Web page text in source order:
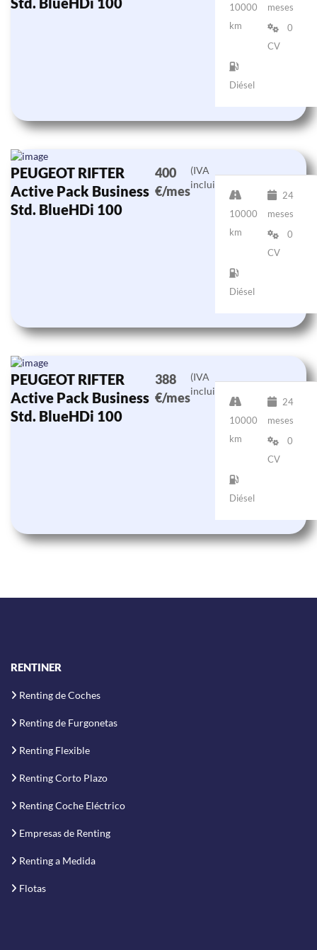
10000
km
meses
0
CV
Diésel
PEUGEOT RIFTER
Active Pack Business
Std. BlueHDi 100
400
€/mes
(IVA
incluido)
10000
km
24
meses
0
CV
Diésel
PEUGEOT RIFTER
Active Pack Business
Std. BlueHDi 100
388
€/mes
(IVA
incluido)
10000
km
24
meses
0
CV
Diésel
RENTINER
Renting de Coches
Renting de Furgonetas
Renting Flexible
Renting Corto Plazo
Renting Coche Eléctrico
Empresas de Renting
Renting a Medida
Flotas